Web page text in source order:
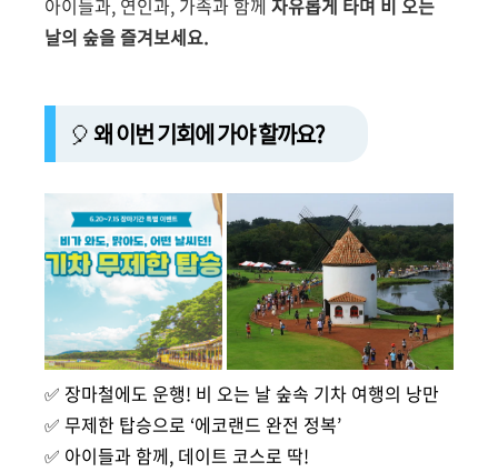
아이들과, 연인과, 가족과 함께 자유롭게 타며 비 오는
날의 숲을 즐겨보세요.
🎈왜 이번 기회에 가야 할까요?
✅ 장마철에도 운행! 비 오는 날 숲속 기차 여행의 낭만
✅ 무제한 탑승으로 ‘에코랜드 완전 정복’
✅ 아이들과 함께, 데이트 코스로 딱!